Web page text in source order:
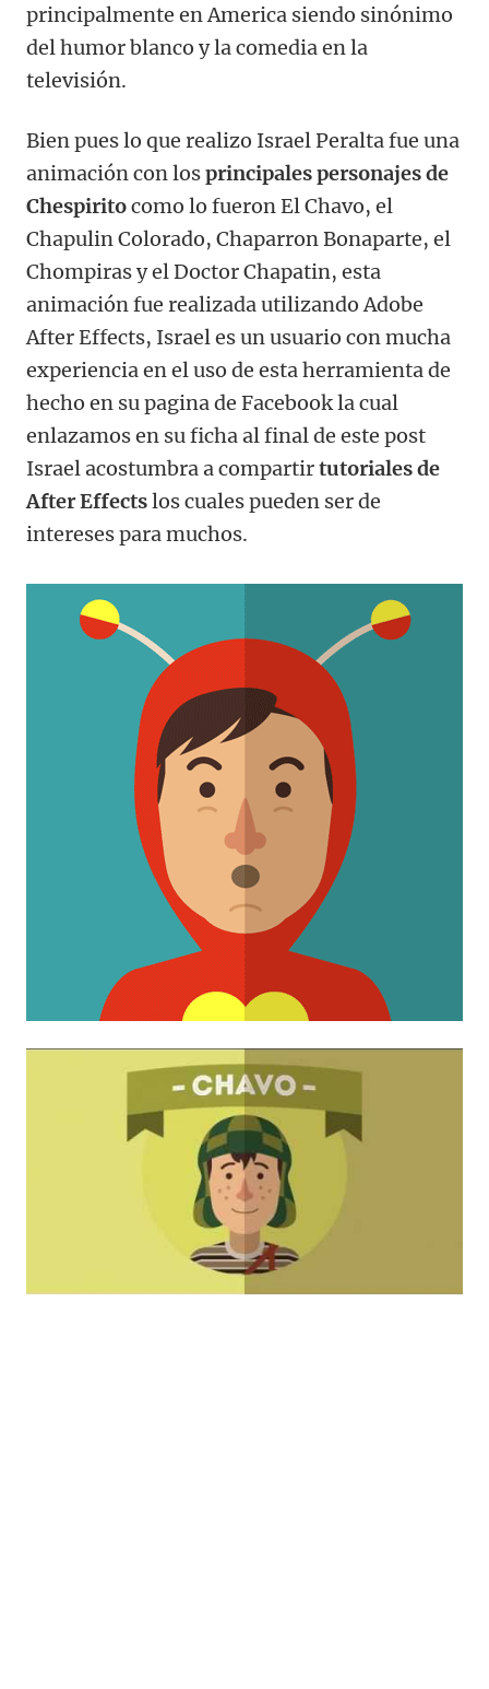
principalmente en America siendo sinónimo
del humor blanco y la comedia en la
televisión.
Bien pues lo que realizo Israel Peralta fue una
animación con losprincipales personajes de
Chespiritocomo lo fueron El Chavo, el
Chapulin Colorado, Chaparron Bonaparte, el
Chompiras y el Doctor Chapatin, esta
animación fue realizada utilizando Adobe
After Effects, Israel es un usuario con mucha
experiencia en el uso de esta herramienta de
hecho en su pagina de Facebook la cual
enlazamos en su ficha al final de este post
Israel acostumbra a compartirtutoriales de
After Effectslos cuales pueden ser de
intereses para muchos.